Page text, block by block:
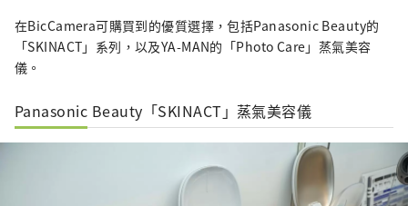
在BicCamera可購買到的優質選擇，包括Panasonic Beauty的
「SKINACT」系列，以及YA-MAN的「Photo Care」蒸氣美容
儀。
Panasonic Beauty「SKINACT」蒸氣美容儀